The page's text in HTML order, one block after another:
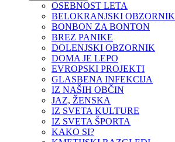
OSEBNOST LETA
BELOKRANJSKI OBZORNIK
BONBON ZA BONTON
BREZ PANIKE
DOLENJSKI OBZORNIK
DOMA JE LEPO
EVROPSKI PROJEKTI
GLASBENA INFEKCIJA
IZ NAŠIH OBČIN
JAZ, ŽENSKA
IZ SVETA KULTURE
IZ SVETA ŠPORTA
KAKO SI?